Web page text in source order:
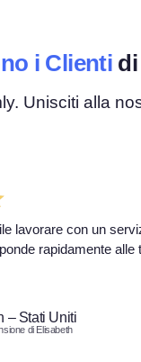
i Clientidi
Unisciti alla
lavorare con un
rapidamente alle
– Stati Uniti
di Elisabeth